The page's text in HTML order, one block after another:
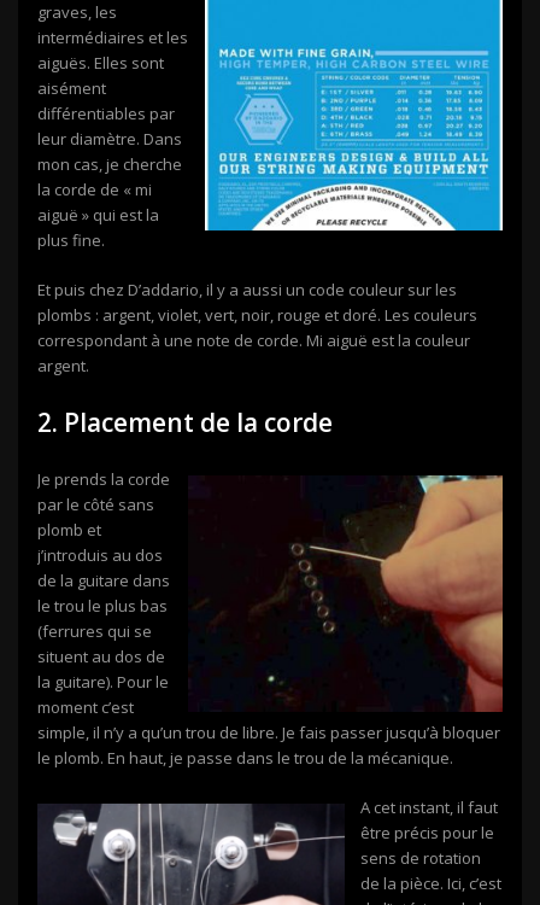
graves, les
intermédiaires et les
aiguës. Elles sont
aisément
différentiables par
leur diamètre. Dans
mon cas, je cherche
la corde de « mi
aiguë » qui est la
plus fine.
Et puis chez D’addario, il y a aussi un code couleur sur les
plombs : argent, violet, vert, noir, rouge et doré. Les couleurs
correspondant à une note de corde. Mi aiguë est la couleur
argent.
2. Placement de la corde
Je prends la corde
par le côté sans
plomb et
j’introduis au dos
de la guitare dans
le trou le plus bas
(ferrures qui se
situent au dos de
la guitare). Pour le
moment c’est
simple, il n’y a qu’un trou de libre. Je fais passer jusqu’à bloquer
le plomb. En haut, je passe dans le trou de la mécanique.
A cet instant, il faut
être précis pour le
sens de rotation
de la pièce. Ici, c’est